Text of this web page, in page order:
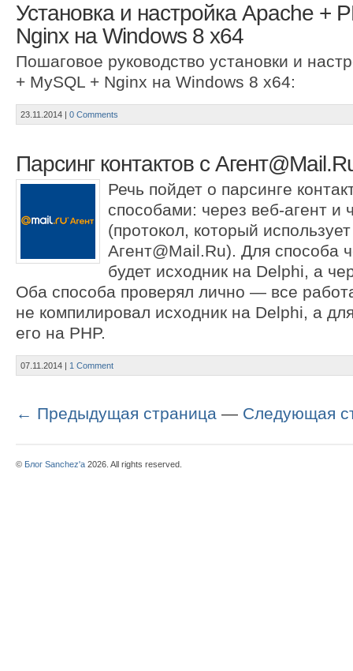
Установка и настройка Apache +
Nginx на Windows 8 x64
Пошаговое руководство установки и
+ MySQL + Nginx на Windows 8 x64:
23.11.2014 | 0 Comments
Парсинг контактов с
Речь пойдет о парсинге
способами: через веб-агент и
(протокол, который
Агент@Mail.Ru). Для способа
будет исходник на Delphi, а
Оба способа проверял лично — все
не компилировал исходник на Delphi, а
его на PHP.
07.11.2014 | 1 Comment
← Предыдущая страница — Следующая
© Блог Sanchez'a 2026. All rights reserved.